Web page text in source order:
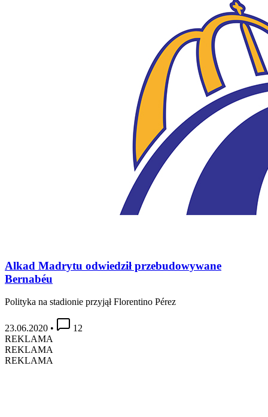
Alkad Madrytu odwiedził przebudowywane
Bernabéu
Polityka na stadionie przyjął Florentino Pérez
23.06.2020 •
12
REKLAMA
REKLAMA
REKLAMA